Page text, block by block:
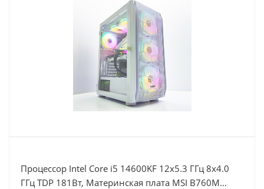
Процессор Intel Core i5 14600KF 12x5.3 ГГц 8x4.0
ГГц TDP 181Вт, Материнская плата MSI B760M